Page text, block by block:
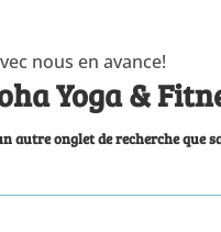
nous en avance!
Yoga &
autre onglet de recherche que